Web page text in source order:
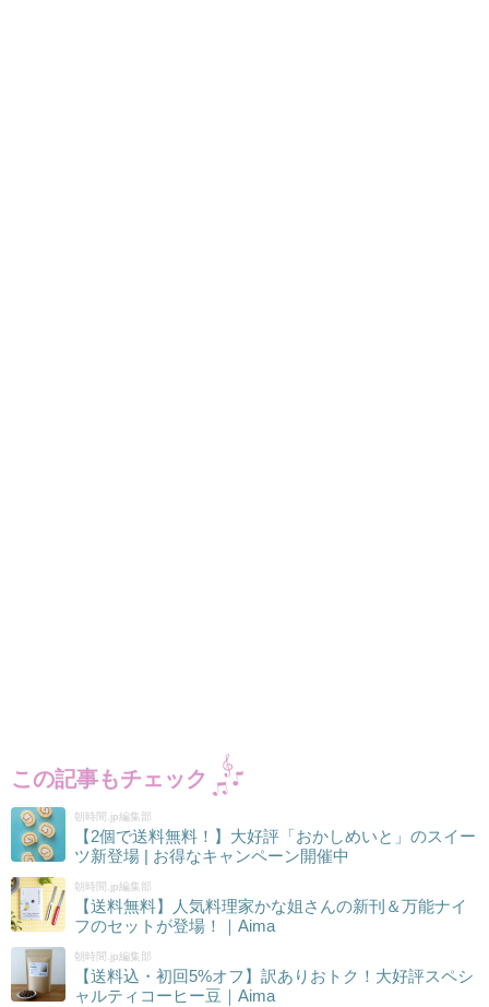
この記事もチェック
朝時間.jp編集部
【2個で送料無料！】大好評「おかしめいと」のスイー
ツ新登場 | お得なキャンペーン開催中
朝時間.jp編集部
【送料無料】人気料理家かな姐さんの新刊＆万能ナイ
フのセットが登場！｜Aima
朝時間.jp編集部
【送料込・初回5%オフ】訳ありおトク！大好評スペシ
ャルティコーヒー豆｜Aima